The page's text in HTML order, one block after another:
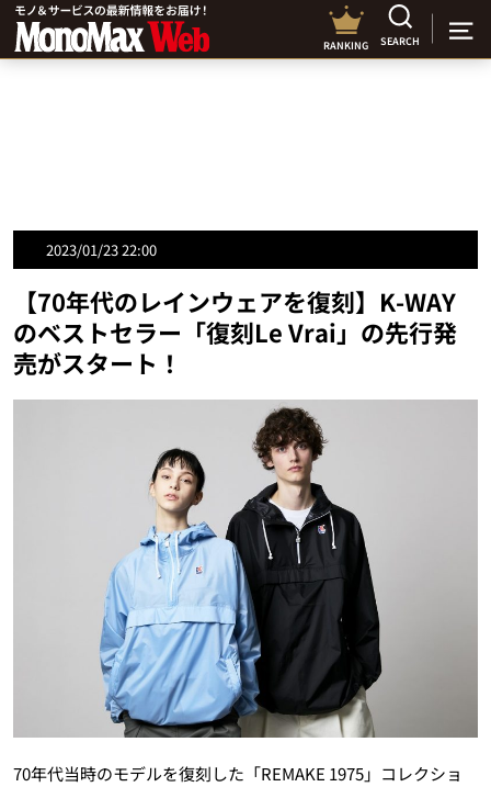
RANKING SEARCH
2023/01/23 22:00
【70年代のレインウェアを復刻】K-WAY
のベストセラー「復刻Le Vrai」の先行発
売がスタート！
70年代当時のモデルを復刻した「REMAKE 1975」コレクショ